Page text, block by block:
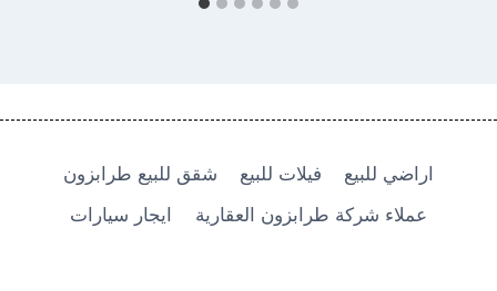
شقق للبيع طرابزون فيلات للبيع
اراضي للبيع
ايجار سيارات
عملاء شركة طرابزون العقارية